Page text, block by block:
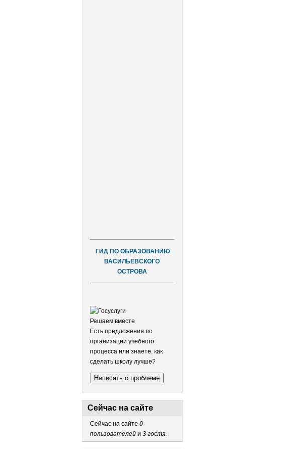
ГИД ПО ОБРАЗОВАНИЮ
ВАСИЛЬЕВСКОГО
ОСТРОВА
Решаем вместе
Есть предложения по
организации учебного
процесса или знаете, как
сделать школу лучше?
Написать о проблеме
Сейчас на сайте
Сейчас на сайте 0
пользователейи 3 гостя.